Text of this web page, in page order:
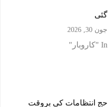
گئی
جون 30, 2026
In "کاروبار"
حج انتظامات کی بروقت